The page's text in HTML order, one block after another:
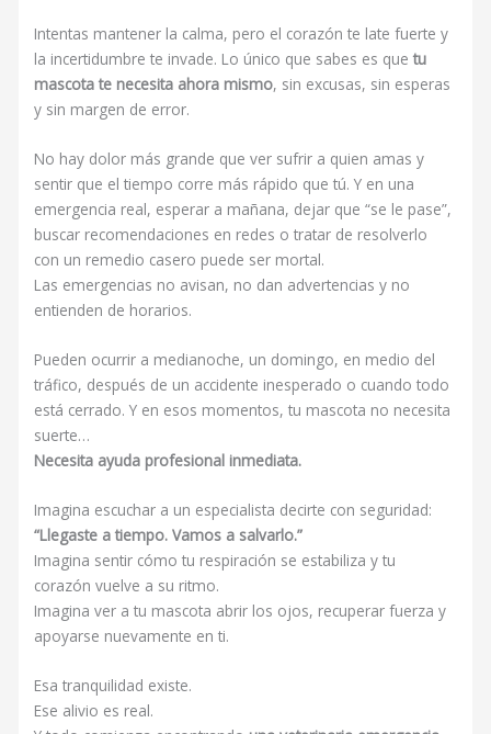
Intentas mantener la calma, pero el corazón te late fuerte y
la incertidumbre te invade. Lo único que sabes es quetu
mascota te necesita ahora mismo, sin excusas, sin esperas
y sin margen de error.
No hay dolor más grande que ver sufrir a quien amas y
sentir que el tiempo corre más rápido que tú. Y en una
emergencia real, esperar a mañana, dejar que “se le pase”,
buscar recomendaciones en redes o tratar de resolverlo
con un remedio casero puede ser mortal.
Las emergencias no avisan, no dan advertencias y no
entienden de horarios.
Pueden ocurrir a medianoche, un domingo, en medio del
tráfico, después de un accidente inesperado o cuando todo
está cerrado. Y en esos momentos, tu mascota no necesita
suerte…
Necesita ayuda profesional inmediata.
Imagina escuchar a un especialista decirte con seguridad:
“Llegaste a tiempo. Vamos a salvarlo.”
Imagina sentir cómo tu respiración se estabiliza y tu
corazón vuelve a su ritmo.
Imagina ver a tu mascota abrir los ojos, recuperar fuerza y
apoyarse nuevamente en ti.
Esa tranquilidad existe.
Ese alivio es real.